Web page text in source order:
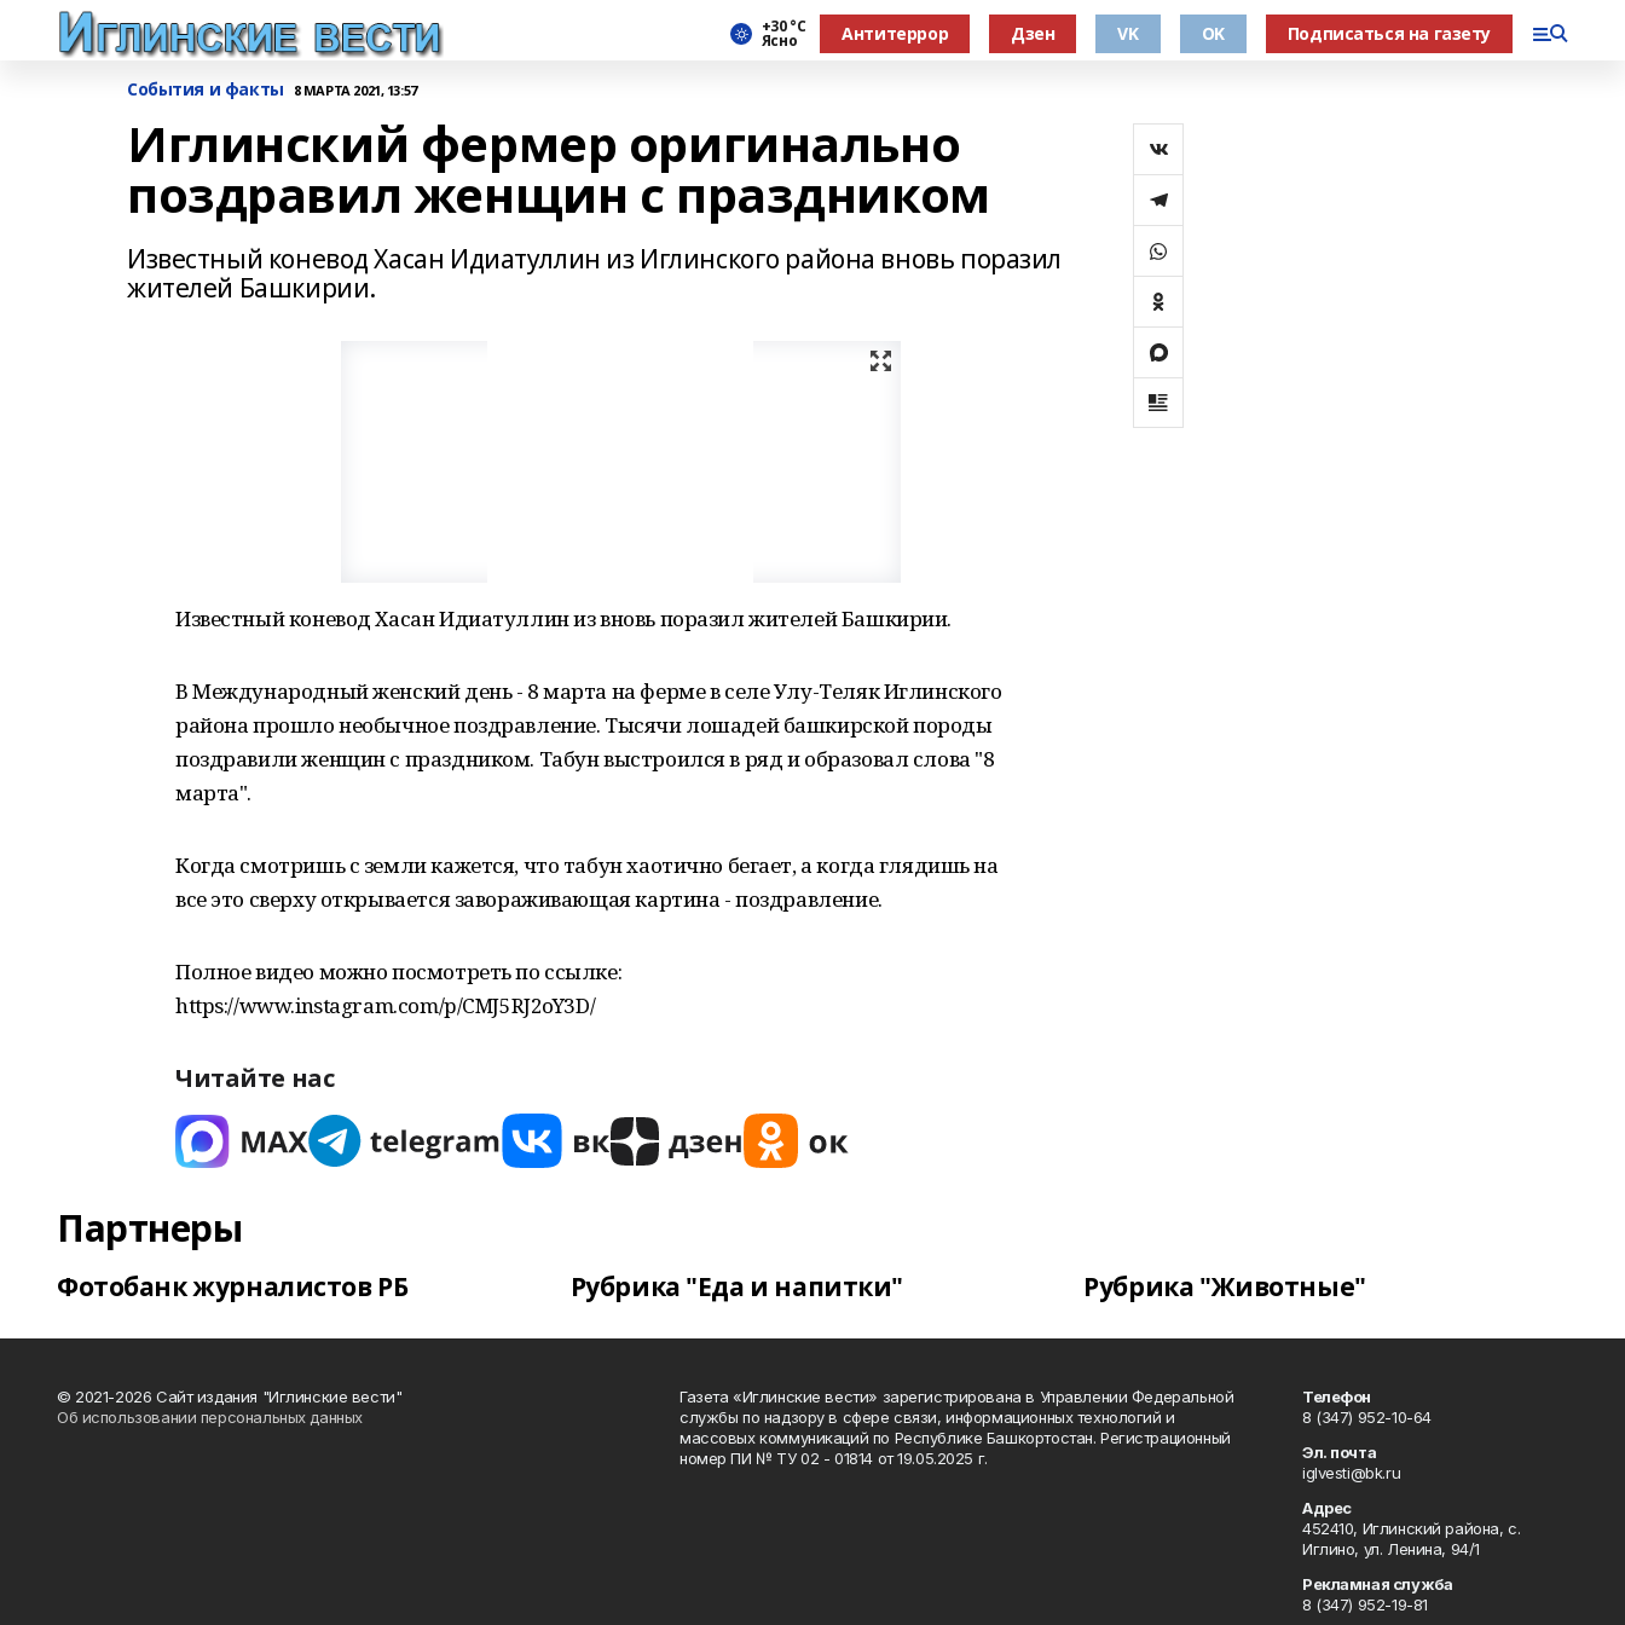
+30 °С
Ясно Антитеррор Дзен VK OK Подписаться на газету
События и факты 8 МАРТА 2021, 13:57
Иглинский фермер оригинально
поздравил женщин с праздником
Известный коневод Хасан Идиатуллин из Иглинского района вновь поразил
жителей Башкирии.
Известный коневод Хасан Идиатуллин из вновь поразил жителей Башкирии.
В Международный женский день - 8 марта на ферме в селе Улу-Теляк Иглинского
района прошло необычное поздравление. Тысячи лошадей башкирской породы
поздравили женщин с праздником. Табун выстроился в ряд и образовал слова "8
марта".
Когда смотришь с земли кажется, что табун хаотично бегает, а когда глядишь на
все это сверху открывается завораживающая картина - поздравление.
Полное видео можно посмотреть по ссылке:
https://www.instagram.com/p/CMJ5RJ2oY3D/
Читайте нас
Партнеры
Фотобанк журналистов РБ Рубрика "Еда и напитки" Рубрика "Животные"
© 2021-2026 Сайт издания "Иглинские вести"
Об использовании персональных данных
Газета «Иглинские вести» зарегистрирована в Управлении Федеральной
службы по надзору в сфере связи, информационных технологий и
массовых коммуникаций по Республике Башкортостан. Регистрационный
номер ПИ № ТУ 02 - 01814 от 19.05.2025 г.
Телефон
8 (347) 952-10-64
Эл. почта
iglvesti@bk.ru
Адрес
452410, Иглинский района, с.
Иглино, ул. Ленина, 94/1
Рекламная служба
8 (347) 952-19-81